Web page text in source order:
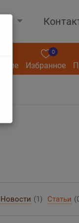
Избранное
0
Новости (1) Статьи